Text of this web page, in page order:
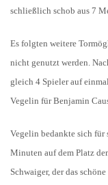
schließlich schob aus 7
Es folgten weitere
nicht genutzt werden.
gleich 4 Spieler auf
Vegelin für Benjamin
Vegelin bedankte sich für
Minuten auf dem Platz
Schwaiger, der das